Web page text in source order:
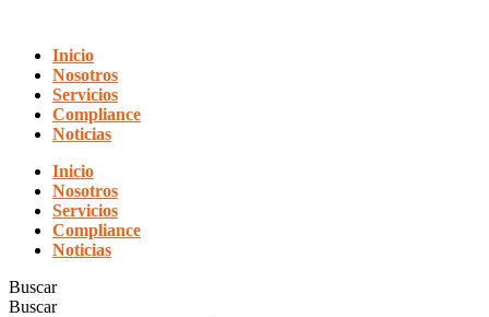
contenido
Inicio
Nosotros
Servicios
Compliance
Noticias
Inicio
Nosotros
Servicios
Compliance
Noticias
Buscar
Buscar